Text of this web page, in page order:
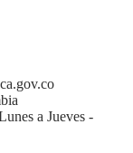
a Jueves -